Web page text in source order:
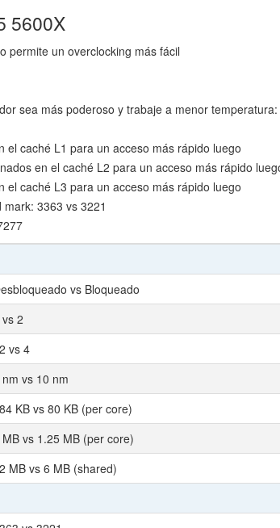
5600X
permite un overclocking más fácil
sea más poderoso y trabaje a menor
caché L1 para un acceso más rápido luego
en el caché L2 para un acceso más rápido
caché L3 para un acceso más rápido luego
3363 vs 3221
vs Bloqueado
2
vs 4
vs 10 nm
KB vs 80 KB (per core)
vs 1.25 MB (per core)
MB vs 6 MB (shared)